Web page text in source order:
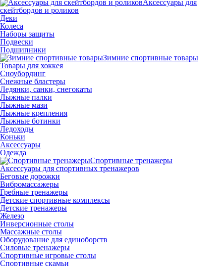
Аксессуары для
скейтбордов и роликов
Деки
Колеса
Наборы защиты
Подвески
Подшипники
Зимние спортивные товары
Товары для хоккея
Сноубординг
Снежные бластеры
Ледянки, санки, снегокаты
Лыжные палки
Лыжные мази
Лыжные крепления
Лыжные ботинки
Ледоходы
Коньки
Аксессуары
Одежда
Спортивные тренажеры
Аксессуары для спортивных тренажеров
Беговые дорожки
Вибромассажеры
Гребные тренажеры
Детские спортивные комплексы
Детские тренажеры
Железо
Инверсионные столы
Массажные столы
Оборудование для единоборств
Силовые тренажеры
Спортивные игровые столы
Спортивные скамьи